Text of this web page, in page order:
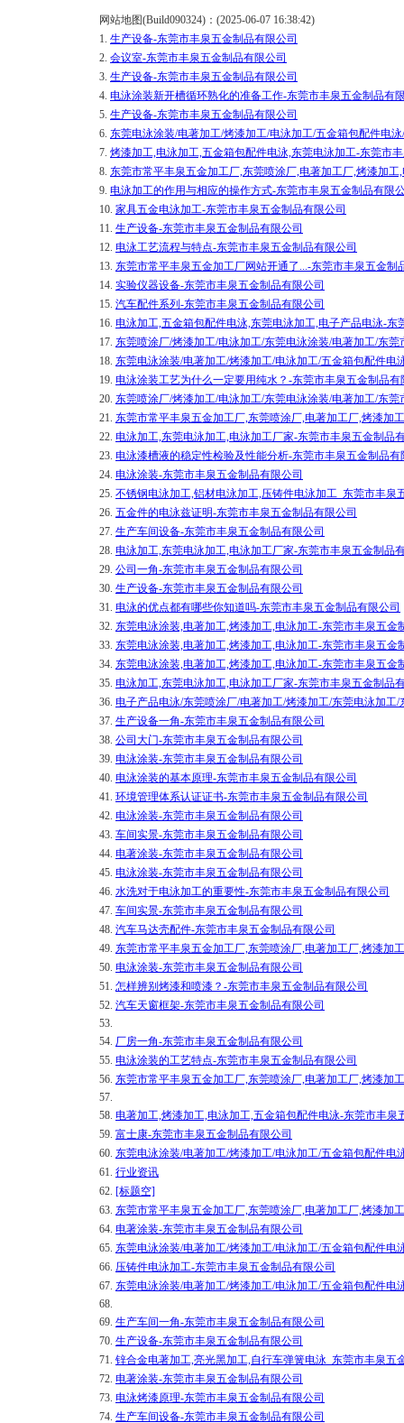
网站地图(Build090324)：(2025-06-07 16:38:42)
1. 生产设备-东莞市丰泉五金制品有限公司
2. 会议室-东莞市丰泉五金制品有限公司
3. 生产设备-东莞市丰泉五金制品有限公司
4. 电泳涂装新开槽循环熟化的准备工作-东莞市丰泉五金制品有
5. 生产设备-东莞市丰泉五金制品有限公司
6. 东莞电泳涂装/电著加工/烤漆加工/电泳加工/五金箱包配件电
7. 烤漆加工,电泳加工,五金箱包配件电泳,东莞电泳加工-东莞市
8. 东莞市常平丰泉五金加工厂,东莞喷涂厂,电著加工厂,烤漆加工
9. 电泳加工的作用与相应的操作方式-东莞市丰泉五金制品有限
10. 家具五金电泳加工-东莞市丰泉五金制品有限公司
11. 生产设备-东莞市丰泉五金制品有限公司
12. 电泳工艺流程与特点-东莞市丰泉五金制品有限公司
13. 东莞市常平丰泉五金加工厂网站开通了...-东莞市丰泉五金制
14. 实验仪器设备-东莞市丰泉五金制品有限公司
15. 汽车配件系列-东莞市丰泉五金制品有限公司
16. 电泳加工,五金箱包配件电泳,东莞电泳加工,电子产品电泳-东
17. 东莞喷涂厂/烤漆加工/电泳加工/东莞电泳涂装/电著加工/东莞
18. 东莞电泳涂装/电著加工/烤漆加工/电泳加工/五金箱包配件电
19. 电泳涂装工艺为什么一定要用纯水？-东莞市丰泉五金制品有
20. 东莞喷涂厂/烤漆加工/电泳加工/东莞电泳涂装/电著加工/东莞
21. 东莞市常平丰泉五金加工厂,东莞喷涂厂,电著加工厂,烤漆加
22. 电泳加工,东莞电泳加工,电泳加工厂家-东莞市丰泉五金制品
23. 电泳漆槽液的稳定性检验及性能分析-东莞市丰泉五金制品有
24. 电泳涂装-东莞市丰泉五金制品有限公司
25. 不锈钢电泳加工,铝材电泳加工,压铸件电泳加工_东莞市丰泉
26. 五金件的电泳兹证明-东莞市丰泉五金制品有限公司
27. 生产车间设备-东莞市丰泉五金制品有限公司
28. 电泳加工,东莞电泳加工,电泳加工厂家-东莞市丰泉五金制品
29. 公司一角-东莞市丰泉五金制品有限公司
30. 生产设备-东莞市丰泉五金制品有限公司
31. 电泳的优点都有哪些你知道吗-东莞市丰泉五金制品有限公司
32. 东莞电泳涂装,电著加工,烤漆加工,电泳加工-东莞市丰泉五金
33. 东莞电泳涂装,电著加工,烤漆加工,电泳加工-东莞市丰泉五金
34. 东莞电泳涂装,电著加工,烤漆加工,电泳加工-东莞市丰泉五金
35. 电泳加工,东莞电泳加工,电泳加工厂家-东莞市丰泉五金制品
36. 电子产品电泳/东莞喷涂厂/电著加工/烤漆加工/东莞电泳加工
37. 生产设备一角-东莞市丰泉五金制品有限公司
38. 公司大门-东莞市丰泉五金制品有限公司
39. 电泳涂装-东莞市丰泉五金制品有限公司
40. 电泳涂装的基本原理-东莞市丰泉五金制品有限公司
41. 环境管理体系认证证书-东莞市丰泉五金制品有限公司
42. 电泳涂装-东莞市丰泉五金制品有限公司
43. 车间实景-东莞市丰泉五金制品有限公司
44. 电著涂装-东莞市丰泉五金制品有限公司
45. 电泳涂装-东莞市丰泉五金制品有限公司
46. 水洗对于电泳加工的重要性-东莞市丰泉五金制品有限公司
47. 车间实景-东莞市丰泉五金制品有限公司
48. 汽车马达壳配件-东莞市丰泉五金制品有限公司
49. 东莞市常平丰泉五金加工厂,东莞喷涂厂,电著加工厂,烤漆加
50. 电泳涂装-东莞市丰泉五金制品有限公司
51. 怎样辨别烤漆和喷漆？-东莞市丰泉五金制品有限公司
52. 汽车天窗框架-东莞市丰泉五金制品有限公司
53.
54. 厂房一角-东莞市丰泉五金制品有限公司
55. 电泳涂装的工艺特点-东莞市丰泉五金制品有限公司
56. 东莞市常平丰泉五金加工厂,东莞喷涂厂,电著加工厂,烤漆加
57.
58. 电著加工,烤漆加工,电泳加工,五金箱包配件电泳-东莞市丰泉
59. 富士康-东莞市丰泉五金制品有限公司
60. 东莞电泳涂装/电著加工/烤漆加工/电泳加工/五金箱包配件电
61. 行业资讯
62. [标题空]
63. 东莞市常平丰泉五金加工厂,东莞喷涂厂,电著加工厂,烤漆加
64. 电著涂装-东莞市丰泉五金制品有限公司
65. 东莞电泳涂装/电著加工/烤漆加工/电泳加工/五金箱包配件电
66. 压铸件电泳加工-东莞市丰泉五金制品有限公司
67. 东莞电泳涂装/电著加工/烤漆加工/电泳加工/五金箱包配件电
68.
69. 生产车间一角-东莞市丰泉五金制品有限公司
70. 生产设备-东莞市丰泉五金制品有限公司
71. 锌合金电著加工,亮光黑加工,自行车弹簧电泳_东莞市丰泉五
72. 电著涂装-东莞市丰泉五金制品有限公司
73. 电泳烤漆原理-东莞市丰泉五金制品有限公司
74. 生产车间设备-东莞市丰泉五金制品有限公司